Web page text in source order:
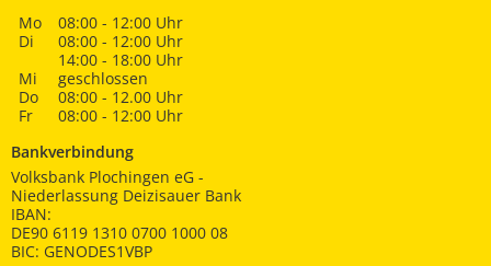
Mo
08:00 - 12:00 Uhr
Di
08:00 - 12:00 Uhr
14:00 - 18:00 Uhr
Mi
geschlossen
Do
08:00 - 12.00 Uhr
Fr
08:00 - 12:00 Uhr
Bankverbindung
Volksbank Plochingen eG -
Niederlassung Deizisauer Bank
IBAN:
DE90 6119 1310 0700 1000 08
BIC: GENODES1VBP